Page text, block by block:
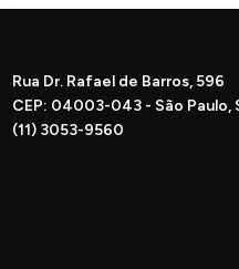
Rua Dr. Rafael de Barros, 596
CEP: 04003-043 - São Paulo,
(11) 3053-9560